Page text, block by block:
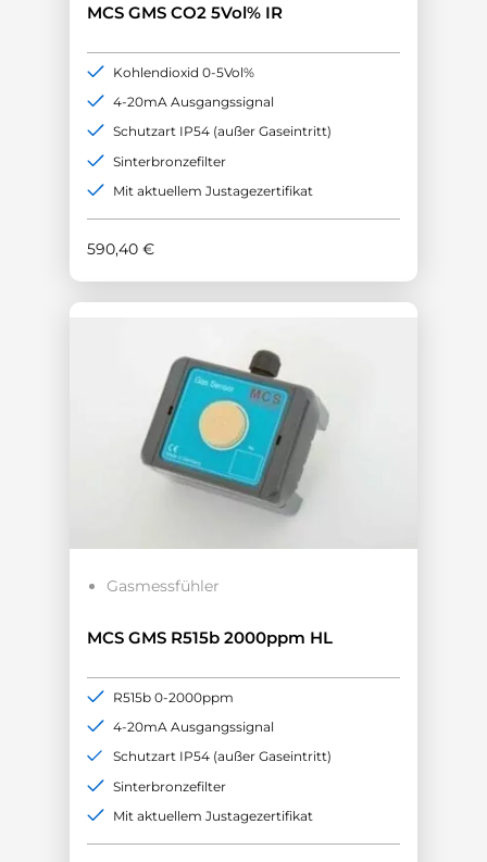
MCS GMS CO2 5Vol% IR
590,40 €
Kohlendioxid 0-5Vol%
4-20mA Ausgangssignal
Schutzart IP54 (außer Gaseintritt)
Sinterbronzefilter
Mit aktuellem Justagezertifikat
Gasmessfühler
MCS GMS R515b 2000ppm HL
R515b 0-2000ppm
4-20mA Ausgangssignal
Schutzart IP54 (außer Gaseintritt)
Sinterbronzefilter
Mit aktuellem Justagezertifikat